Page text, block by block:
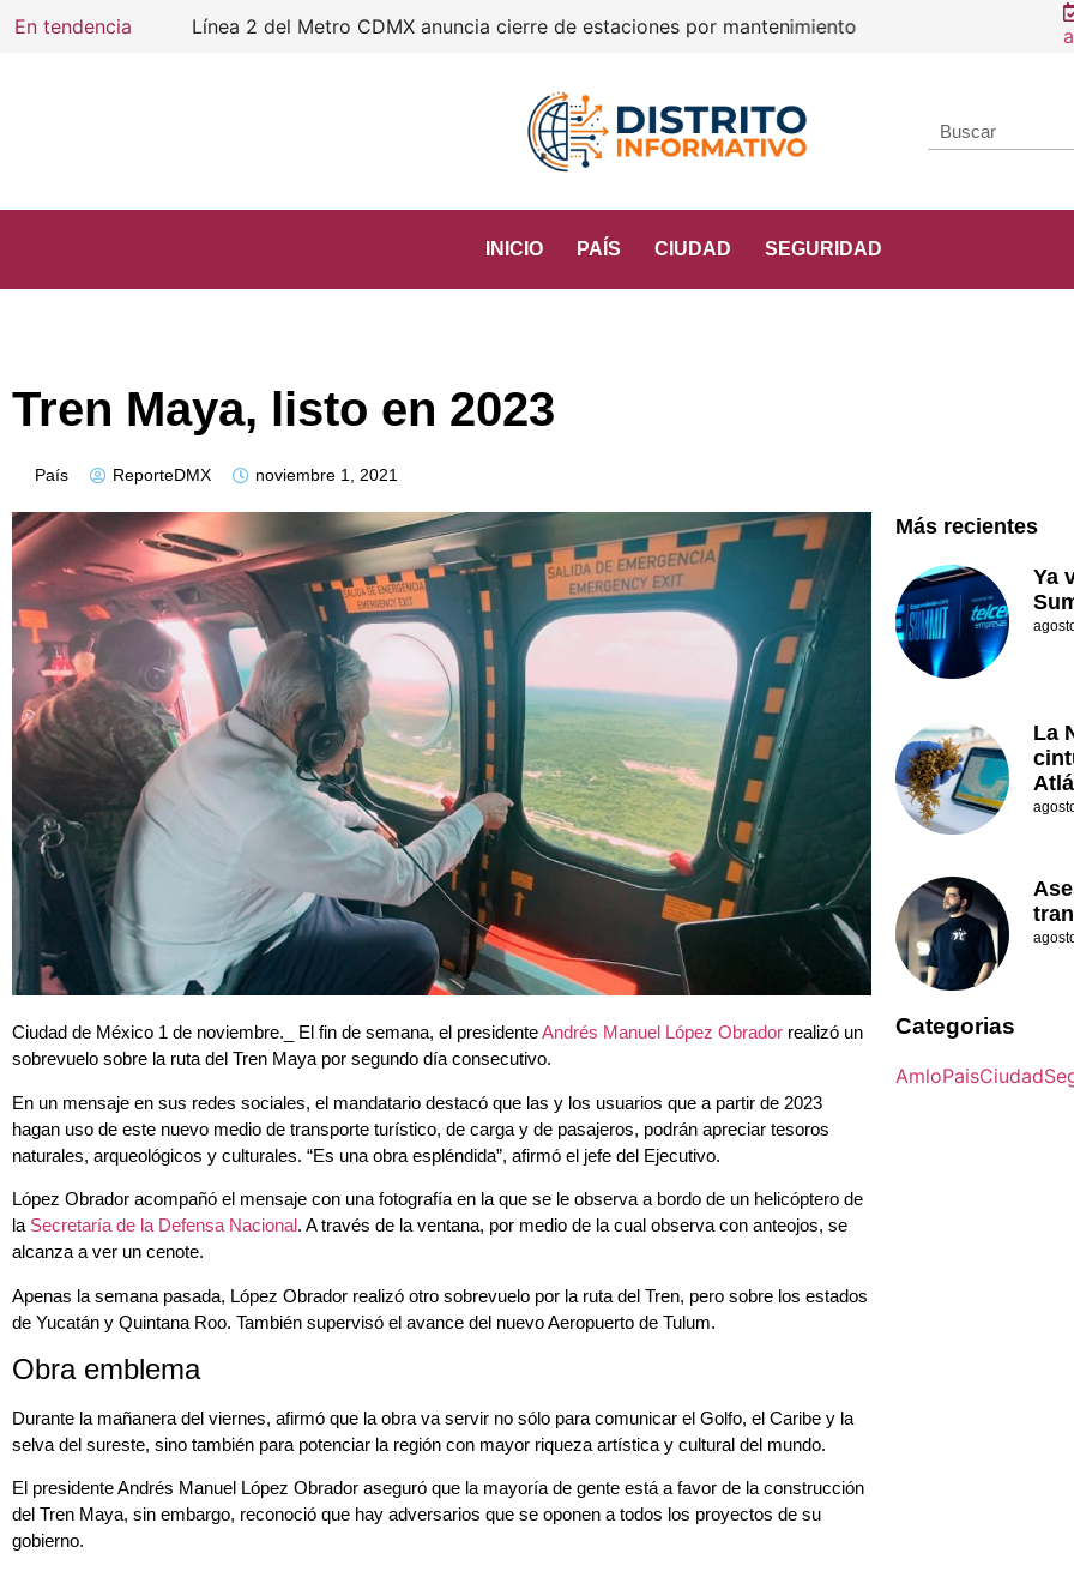
En tendencia Línea 2 del Metro CDMX anuncia cierre de estaciones por mantenimiento
INICIO PAÍS CIUDAD SEGURIDAD
Tren Maya, listo en 2023
País ReporteDMX noviembre 1, 2021
Ciudad de México 1 de noviembre._ El fin de semana, el presidenteAndrés Manuel López Obrador realizó un
sobrevuelo sobre la ruta del Tren Maya por segundo día consecutivo.
En un mensaje en sus redes sociales, el mandatario destacó que las y los usuarios que a partir de 2023
hagan uso de este nuevo medio de transporte turístico, de carga y de pasajeros, podrán apreciar tesoros
naturales, arqueológicos y culturales. “Es una obra espléndida”, afirmó el jefe del Ejecutivo.
López Obrador acompañó el mensaje con una fotografía en la que se le observa a bordo de un helicóptero de
la Secretaría de la Defensa Nacional. A través de la ventana, por medio de la cual observa con anteojos, se
alcanza a ver un cenote.
Apenas la semana pasada, López Obrador realizó otro sobrevuelo por la ruta del Tren, pero sobre los estados
de Yucatán y Quintana Roo. También supervisó el avance del nuevo Aeropuerto de Tulum.
Obra emblema
Durante la mañanera del viernes, afirmó que la obra va servir no sólo para comunicar el Golfo, el Caribe y la
selva del sureste, sino también para potenciar la región con mayor riqueza artística y cultural del mundo.
El presidente Andrés Manuel López Obrador aseguró que la mayoría de gente está a favor de la construcción
del Tren Maya, sin embargo, reconoció que hay adversarios que se oponen a todos los proyectos de su
gobierno.
Más recientes
Ya
La
Categorias
AmloPaisCiudad